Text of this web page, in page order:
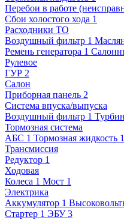
Перебои в работе
Сбои холостого хода 1
Расходники ТО
Воздушный фильтр 1
Ремень генератора 1
Рулевое
ГУР 2
Салон
Приборная панель 2
Система впуска/выпуска
Воздушный фильтр 1
Тормозная система
АБС 1 Тормозная жидкость 1
Трансмиссия
Редуктор 1
Ходовая
Колеса 1 Мост 1
Электрика
Аккумулятор 1
Стартер 1 ЭБУ 3